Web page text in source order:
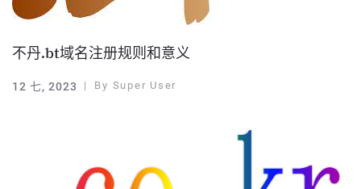
不丹.bt域名注册规则和意义
12 七, 2023 By Super User